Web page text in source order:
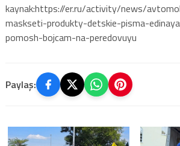
kaynak:https://er.ru/activity/news/
maskseti-produkty-detskie-pisma-
pomosh-bojcam-na-peredovuyu
Paylaş: